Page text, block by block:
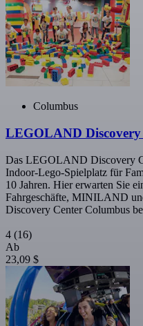
Columbus
LEGOLAND
Das LEGOLAND Discovery
Indoor-Lego-Spielplatz für
10 Jahren. Hier erwarten Sie
Fahrgeschäfte, MINILAND
Discovery Center Columbus
4 (16)
Ab
23,09 $